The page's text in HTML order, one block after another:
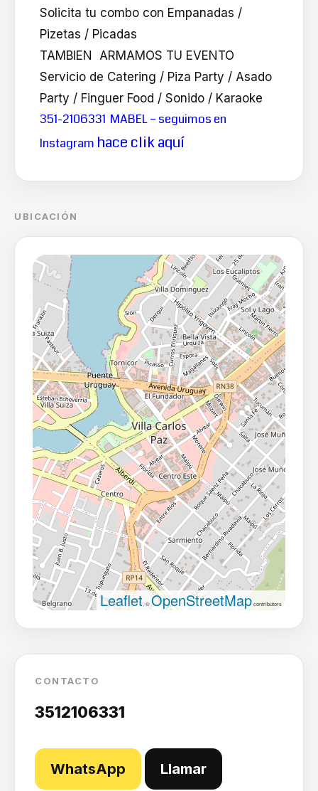
Solicita tu combo con Empanadas /
Pizetas / Picadas
TAMBIEN ARMAMOS TU EVENTO
Servicio de Catering / Piza Party / Asado
Party / Finguer Food / Sonido / Karaoke
351-2106331 MABEL – seguimos en
Instagram hace clik aquí
UBICACIÓN
Leaflet, ©OpenStreetMapcontributors
CONTACTO
3512106331
WhatsApp Llamar